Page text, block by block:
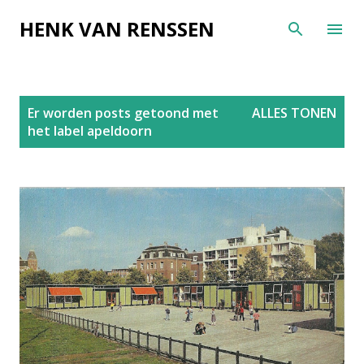
Doorgaan naar hoofdcontent
HENK VAN RENSSEN
Er worden posts getoond met
het label apeldoorn
ALLES TONEN